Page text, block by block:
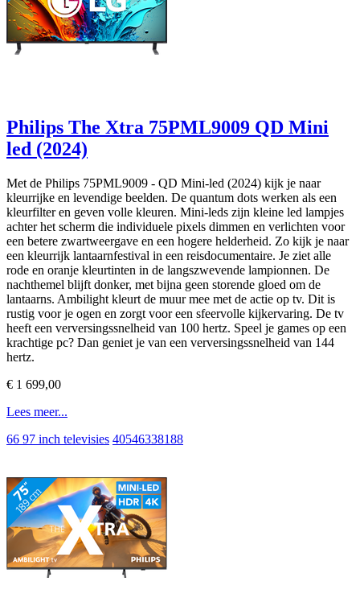
Philips The Xtra 75PML9009 QD Mini
led (2024)
Met de Philips 75PML9009 - QD Mini-led (2024) kijk je naar
kleurrijke en levendige beelden. De quantum dots werken als een
kleurfilter en geven volle kleuren. Mini-leds zijn kleine led lampjes
achter het scherm die individuele pixels dimmen en verlichten voor
een betere zwartweergave en een hogere helderheid. Zo kijk je naar
een kleurrijk lantaarnfestival in een reisdocumentaire. Je ziet alle
rode en oranje kleurtinten in de langszwevende lampionnen. De
nachthemel blijft donker, met bijna geen storende gloed om de
lantaarns. Ambilight kleurt de muur mee met de actie op tv. Dit is
rustig voor je ogen en zorgt voor een sfeervolle kijkervaring. De tv
heeft een verversingssnelheid van 100 hertz. Speel je games op een
krachtige pc? Dan geniet je van een verversingssnelheid van 144
hertz.
€ 1 699,00
Lees meer...
66 97 inch televisies 40546338188